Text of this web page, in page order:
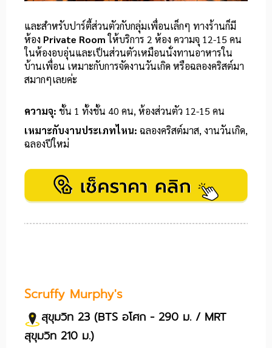
และสำหรับปาร์ตี้ส่วนตัวกับกลุ่มเพื่อนเล็กๆ ทางร้านก็มี
ห้อง Private Roomให้บริการ 2 ห้อง ความจุ 12-15 คน
ในห้องอบอุ่นและเป็นส่วนตัวเหมือนนั่งทานอาหารใน
บ้านเพื่อน เหมาะกับการจัดงานวันเกิด หรือฉลองคริสต์มา
สมากๆเลยค่ะ
ความจุ: ชั้น 1 ทั้งชั้น 40 คน, ห้องส่วนตัว 12-15 คน
เหมาะกับงานประเภทไหน: ฉลองคริสต์มาส, งานวันเกิด,
ฉลองปีใหม่
Scruffy Murphy's
สุขุมวิท 23 (BTS อโศก - 290 ม. / MRT
สุขุมวิท 210 ม.)